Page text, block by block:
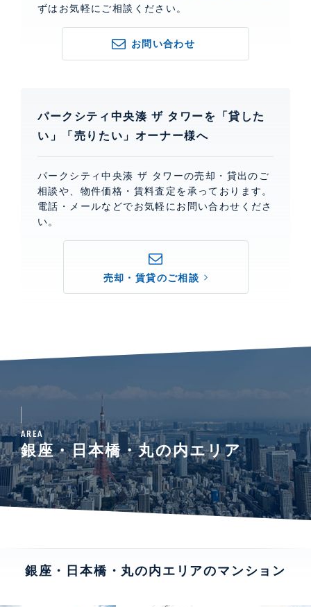
ずはお気軽にご相談ください。
お問い合わせ
パークシティ中央湊 ザ タワーを「貸した
い」「売りたい」オーナー様へ
パークシティ中央湊 ザ タワーの売却・貸出のご
相談や、物件価格・賃料査定を承っております。
電話・メールなどでお気軽にお問い合わせくださ
い。
売却・賃貸のご相談
AREA
銀座・日本橋・丸の内エリア
銀座・日本橋・丸の内エリアのマンション